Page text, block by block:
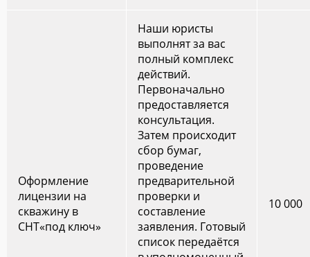
Оформление
лицензии на
скважину в
СНТ«под ключ»
Наши юристы
выполнят за вас
полный комплекс
действий.
Первоначально
предоставляется
консультация.
Затем происходит
сбор бумаг,
проведение
предварительной
проверки и
составление
заявления. Готовый
список передаётся
10 000